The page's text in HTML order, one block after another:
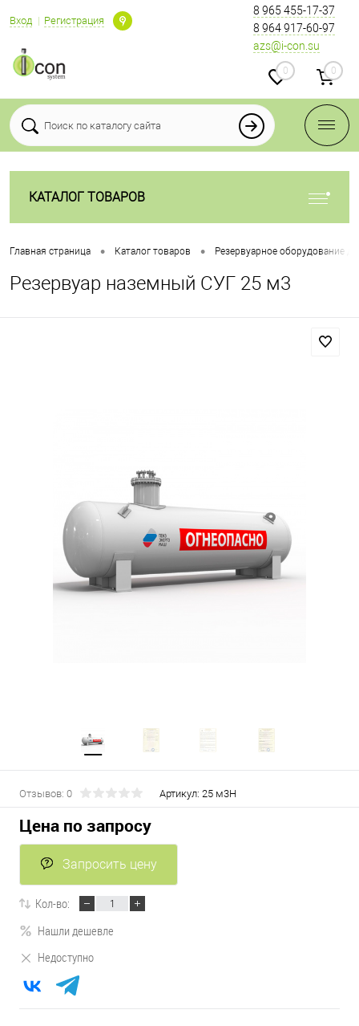
Вход Регистрация
8 965 455-17-37
8 964 917-60-97
azs@i-con.su
0 0
КАТАЛОГ ТОВАРОВ
Главная страница • Каталог товаров • Резервуарное оборудование
Резервуар наземный СУГ 25 м3
Отзывов: 0 Артикул: 25 м3Н
Цена по запросу
Запросить цену
Кол-во:
Нашли дешевле
Недоступно